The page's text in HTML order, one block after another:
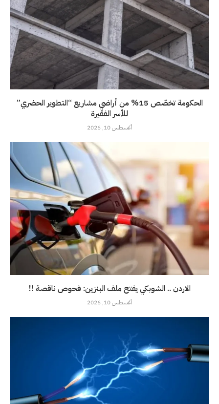
الحكومة تخصّص 15% من أراضي مشاريع “التطوير الحضري”
للأسر الفقيرة
أغسطس 10, 2026
الاردن .. الشوبكي يفتح ملف البنزين: فحوص ناقصة !!
أغسطس 10, 2026